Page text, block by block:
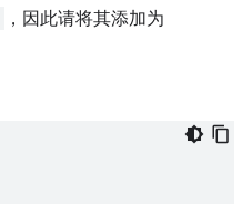
，因此请将其添加为